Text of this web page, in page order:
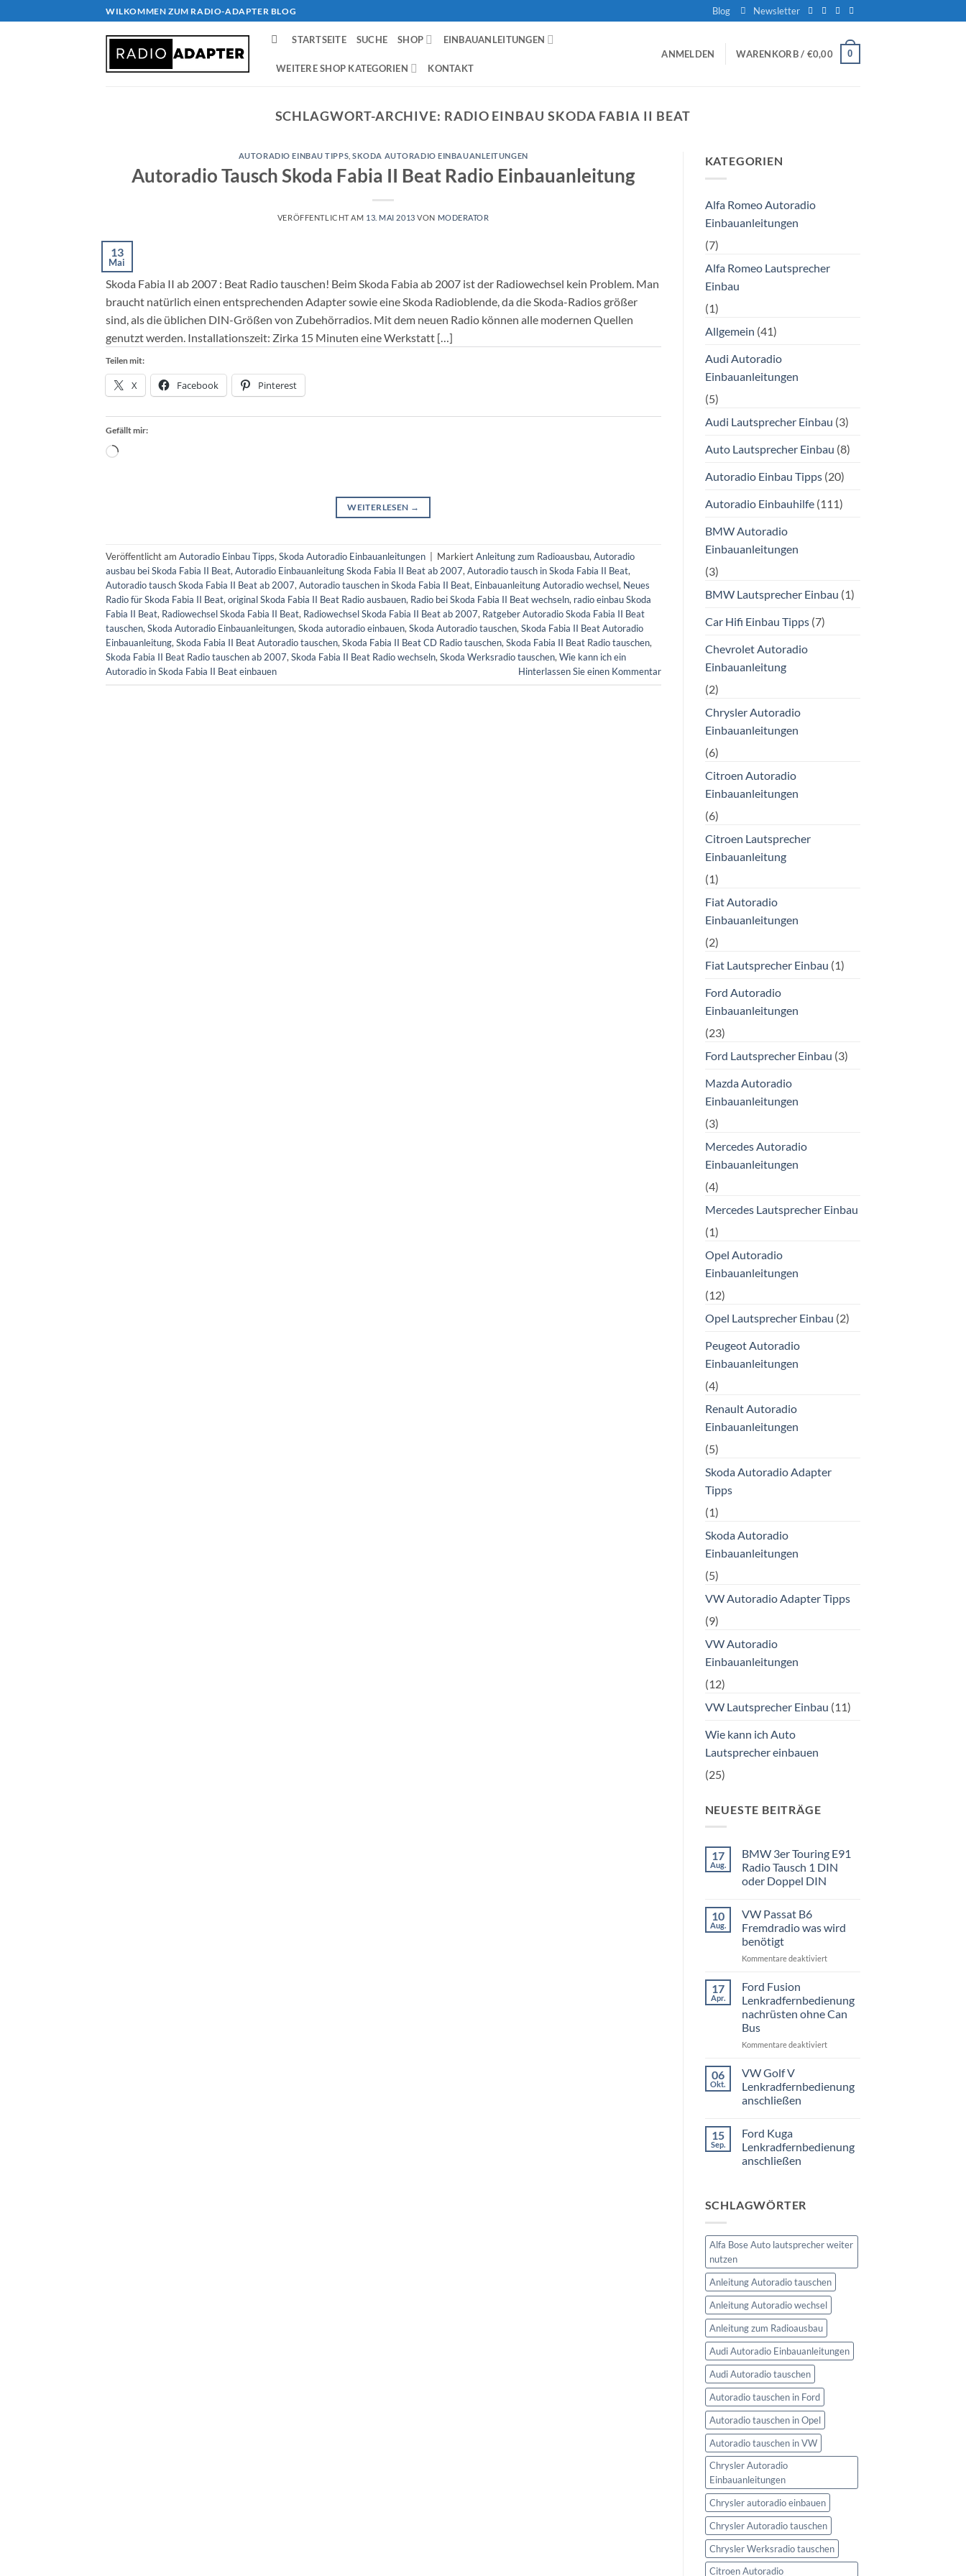
Inhalt
WILKOMMEN ZUM RADIO-ADAPTER BLOG Blog Newsletter
STARTSEITE SUCHE SHOP EINBAUANLEITUNGEN
WEITERE SHOP KATEGORIEN KONTAKT
ANMELDEN WARENKORB / €0,00 0
SCHLAGWORT-ARCHIVE: RADIO EINBAU SKODA FABIA II BEAT
AUTORADIO EINBAU TIPPS ,SKODA AUTORADIO EINBAUANLEITUNGEN
Autoradio Tausch Skoda Fabia II Beat Radio Einbauanleitung
VERÖFFENTLICHT AM 13. MAI 2013 VON MODERATOR
13
Mai
Skoda Fabia II ab 2007 : Beat Radio tauschen! Beim Skoda Fabia ab 2007 ist der Radiowechsel kein Problem. Man
braucht natürlich einen entsprechenden Adapter sowie eine Skoda Radioblende, da die Skoda-Radios größer
sind, als die üblichen DIN-Größen von Zubehörradios. Mit dem neuen Radio können alle modernen Quellen
genutzt werden. Installationszeit: Zirka 15 Minuten eine Werkstatt […]
Teilen mit:
X Facebook Pinterest
Gefällt mir:
Wird
WEITERLESEN →
Veröffentlicht am Autoradio Einbau Tipps, Skoda Autoradio Einbauanleitungen MarkiertAnleitung zum Radioausbau, Autoradio
ausbau bei Skoda Fabia II Beat, Autoradio Einbauanleitung Skoda Fabia II Beat ab 2007, Autoradio tausch in Skoda Fabia II Beat,
Autoradio tausch Skoda Fabia II Beat ab 2007, Autoradio tauschen in Skoda Fabia II Beat, Einbauanleitung Autoradio wechsel, Neues
Radio für Skoda Fabia II Beat, original Skoda Fabia II Beat Radio ausbauen, Radio bei Skoda Fabia II Beat wechseln, radio einbau Skoda
Fabia II Beat, Radiowechsel Skoda Fabia II Beat, Radiowechsel Skoda Fabia II Beat ab 2007, Ratgeber Autoradio Skoda Fabia II Beat
tauschen, Skoda Autoradio Einbauanleitungen, Skoda autoradio einbauen, Skoda Autoradio tauschen, Skoda Fabia II Beat Autoradio
Einbauanleitung, Skoda Fabia II Beat Autoradio tauschen, Skoda Fabia II Beat CD Radio tauschen, Skoda Fabia II Beat Radio tauschen,
Skoda Fabia II Beat Radio tauschen ab 2007, Skoda Fabia II Beat Radio wechseln, Skoda Werksradio tauschen, Wie kann ich ein
Autoradio in Skoda Fabia II Beat einbauen
Hinterlassen Sie einen Kommentar
KATEGORIEN
Alfa Romeo Autoradio
Einbauanleitungen
(7)
Alfa Romeo Lautsprecher
Einbau
(1)
Allgemein (41)
Audi Autoradio
Einbauanleitungen
(5)
Audi Lautsprecher Einbau (3)
Auto Lautsprecher Einbau (8)
Autoradio Einbau Tipps(20)
Autoradio Einbauhilfe(111)
BMW Autoradio
Einbauanleitungen
(3)
BMW Lautsprecher Einbau (1)
Car Hifi Einbau Tipps(7)
Chevrolet Autoradio
Einbauanleitung
(2)
Chrysler Autoradio
Einbauanleitungen
(6)
Citroen Autoradio
Einbauanleitungen
(6)
Citroen Lautsprecher
Einbauanleitung
(1)
Fiat Autoradio
Einbauanleitungen
(2)
Fiat Lautsprecher Einbau (1)
Ford Autoradio
Einbauanleitungen
(23)
Ford Lautsprecher Einbau (3)
Mazda Autoradio
Einbauanleitungen
(3)
Mercedes Autoradio
Einbauanleitungen
(4)
Mercedes Lautsprecher Einbau
(1)
Opel Autoradio
Einbauanleitungen
(12)
Opel Lautsprecher Einbau (2)
Peugeot Autoradio
Einbauanleitungen
(4)
Renault Autoradio
Einbauanleitungen
(5)
Skoda Autoradio Adapter
Tipps
(1)
Skoda Autoradio
Einbauanleitungen
(5)
VW Autoradio Adapter Tipps
(9)
VW Autoradio
Einbauanleitungen
(12)
VW Lautsprecher Einbau (11)
Wie kann ich Auto
Lautsprecher einbauen
(25)
NEUESTE BEITRÄGE
17
Aug.
BMW 3er Touring E91
Radio Tausch 1 DIN
oder Doppel DIN
zu
BMW
3er
Touring
Radio
DIN
oder
Doppel
DIN
10
Aug.
VW Passat B6
Fremdradio was wird
benötigt
Kommentare deaktiviertfür
Fremdradio
was
benötigt
17
Apr.
Ford Fusion
Lenkradfernbedienung
nachrüsten ohne Can
Bus
Kommentare deaktiviertfür
nachrüsten
06
Okt.
VW Golf V
Lenkradfernbedienung
anschließen
zu
VW
Golf
V
15
Sep.
Ford Kuga
Lenkradfernbedienung
anschließen
Ford
Kuga
SCHLAGWÖRTER
Alfa Bose Auto lautsprecher weiter
nutzen
Anleitung Autoradio tauschen
Anleitung Autoradio wechsel
Anleitung zum Radioausbau
Audi Autoradio Einbauanleitungen
Audi Autoradio tauschen
Autoradio tauschen in Ford
Autoradio tauschen in Opel
Autoradio tauschen in VW
Chrysler Autoradio
Einbauanleitungen
Chrysler autoradio einbauen
Chrysler Autoradio tauschen
Chrysler Werksradio tauschen
Citroen Autoradio